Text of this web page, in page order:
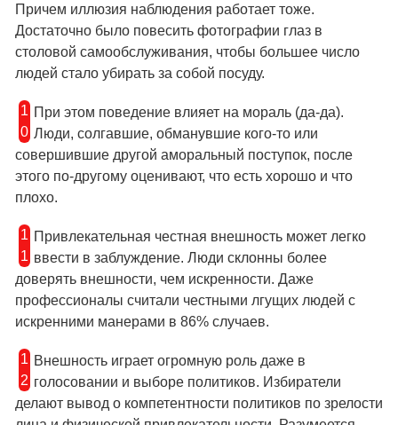
Причем иллюзия наблюдения работает тоже.
Достаточно было повесить фотографии глаз в
столовой самообслуживания, чтобы большее число
людей стало убирать за собой посуду.
1
0
При этом поведение влияет на мораль (да-да).
Люди, солгавшие, обманувшие кого-то или
совершившие другой аморальный поступок, после
этого по-другому оценивают, что есть хорошо и что
плохо.
1
1
Привлекательная честная внешность может легко
ввести в заблуждение. Люди склонны более
доверять внешности, чем искренности. Даже
профессионалы считали честными лгущих людей с
искренними манерами в 86% случаев.
1
2
Внешность играет огромную роль даже в
голосовании и выборе политиков. Избиратели
делают вывод о компетентности политиков по зрелости